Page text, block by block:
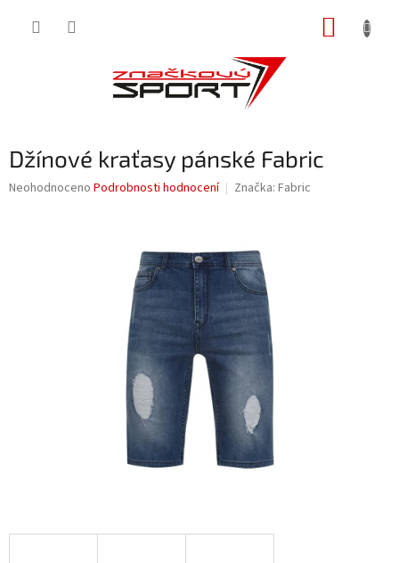
Džínové kraťasy pánské Fabric
Průměrné
Neohodnoceno Podrobnosti hodnocení Značka: Fabric